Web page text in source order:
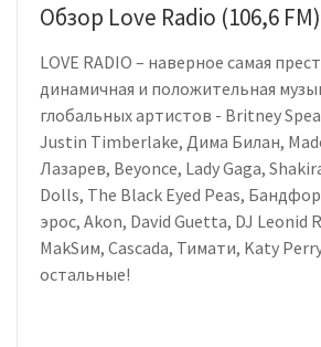
Обзор Love Radio (106,6 FM)
LOVE RADIO – наверное cамая
динамичная и положительная
глобальных артистов - Britney
Justin Timberlake, Дима Билан,
Лазарев, Beyonce, Lady Gaga,
Dolls, The Black Eyed Peas,
эрос, Akon, David Guetta, DJ Leonid
MakSим, Cascada, Тимати, Katy
остальные!